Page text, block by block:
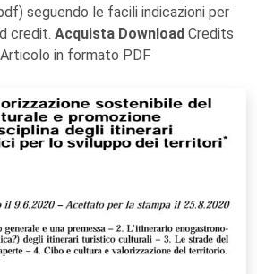
seguendo le facili indicazioni per
credit. Acquista Download Credits
in formato PDF